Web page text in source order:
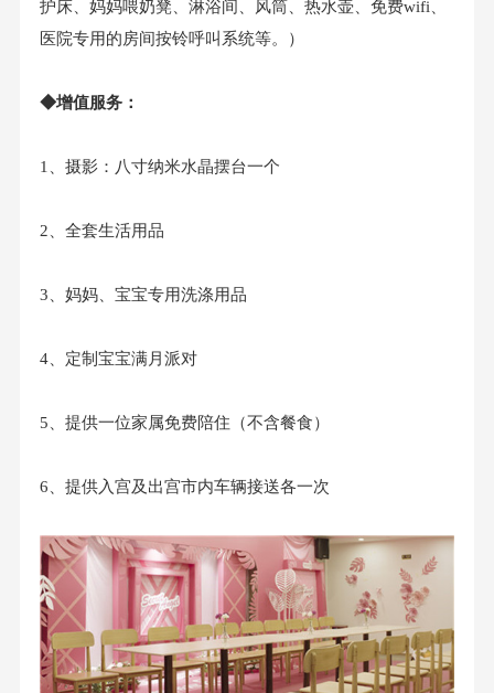
护床、妈妈喂奶凳、淋浴间、风筒、热水壶、免费wifi、
医院专用的房间按铃呼叫系统等。）
◆增值服务：
1、摄影：八寸纳米水晶摆台一个
2、全套生活用品
3、妈妈、宝宝专用洗涤用品
4、定制宝宝满月派对
5、提供一位家属免费陪住（不含餐食）
6、提供入宫及出宫市内车辆接送各一次